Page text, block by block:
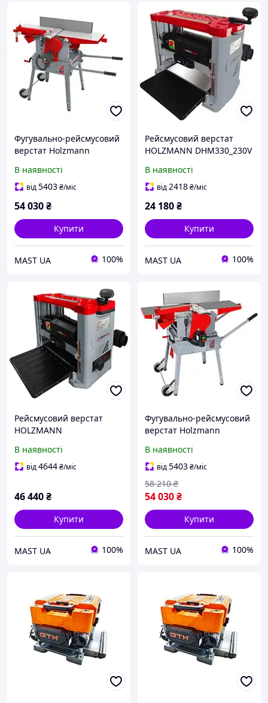
Фугувально-рейсмусовий
верстат Holzmann
В наявності
від5403₴/міс
54 030₴
Купити
MAST UA 100%
Рейсмусовий верстат
HOLZMANN DHM330_230V
В наявності
від2418₴/міс
24 180₴
Купити
MAST UA 100%
Рейсмусовий верстат
HOLZMANN
В наявності
від4644₴/міс
46 440₴
Купити
MAST UA 100%
Фугувально-рейсмусовий
верстат Holzmann
В наявності
від5403₴/міс
54 030₴
58 210 ₴
Купити
MAST UA 100%